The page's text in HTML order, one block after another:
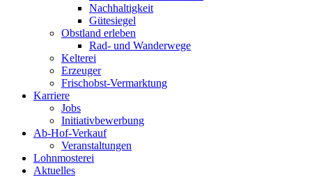
Nachhaltigkeit
Gütesiegel
Obstland erleben
Rad- und Wanderwege
Kelterei
Erzeuger
Frischobst-Vermarktung
Karriere
Jobs
Initiativbewerbung
Ab-Hof-Verkauf
Veranstaltungen
Lohnmosterei
Aktuelles